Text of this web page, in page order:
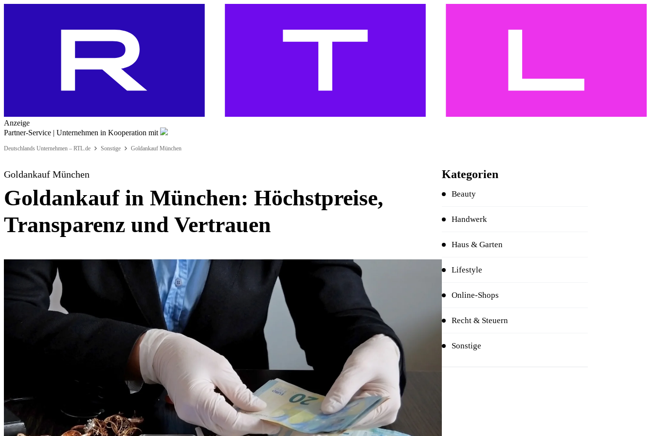
Anzeige
Partner-Service | Unternehmen in Kooperation mit
Deutschlands Unternehmen – RTL.de Sonstige Goldankauf München
Goldankauf München
Goldankauf in München: Höchstpreise,
Transparenz und Vertrauen
Kategorien
Beauty
Handwerk
Haus & Garten
Lifestyle
Online-Shops
Recht & Steuern
Sonstige